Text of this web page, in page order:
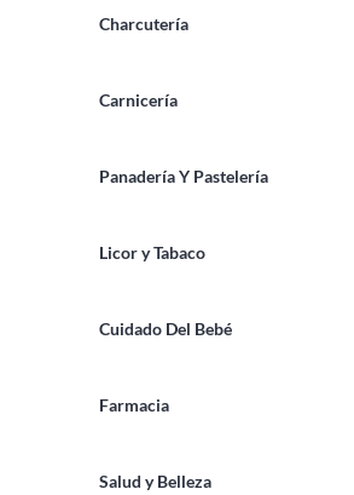
Charcutería
Carnicería
Panadería Y Pastelería
Licor y Tabaco
Cuidado Del Bebé
Farmacia
Salud y Belleza